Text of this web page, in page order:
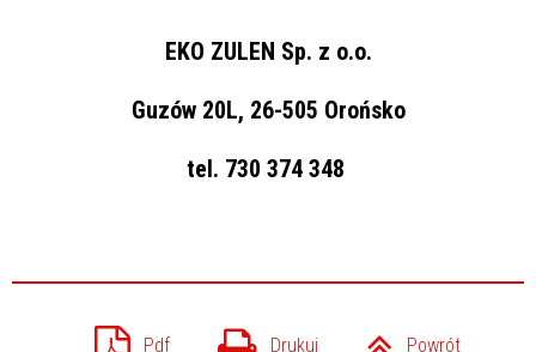
EKO ZULEN Sp. z o.o.
Guzów 20L, 26-505 Orońsko
tel. 730 374 348
Pdf Drukuj Powrót